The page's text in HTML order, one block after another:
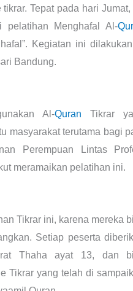
Tepat pada hari Jumat,
pelatihan Menghafal Al-
Kegiatan ini
Bandung.
Al-Quran Tikrar
masyarakat terutama bagi
Perempuan Lintas
meramaikan pelatihan ini.
Tikrar ini, karena mereka
Setiap peserta
Thaha ayat 13, dan
Tikrar yang telah di